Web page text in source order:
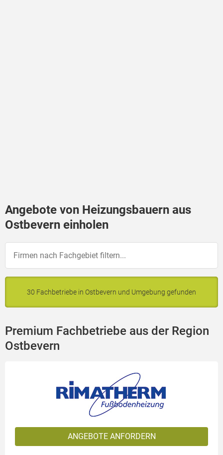
Angebote von Heizungsbauern aus
Ostbevern einholen
30 Fachbetriebe in Ostbevern und Umgebung gefunden
Premium Fachbetriebe aus der Region
Ostbevern
ANGEBOTE ANFORDERN